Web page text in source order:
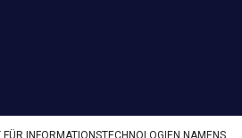
INFORMATIONSTECHNOLOGIEN NAMENS